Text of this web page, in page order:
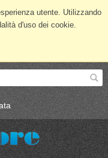
utente. Utilizzando
d'uso dei cookie.